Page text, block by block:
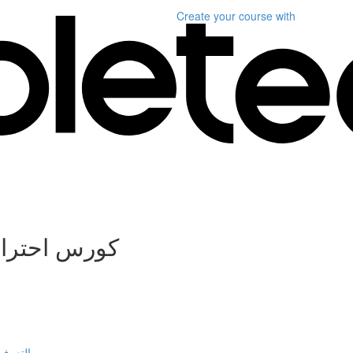
Create your course with
كورس